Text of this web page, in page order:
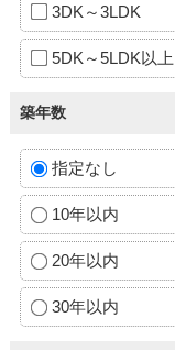
3DK～3LDK
5DK～5LDK以上
築年数
指定なし
10年以内
20年以内
30年以内